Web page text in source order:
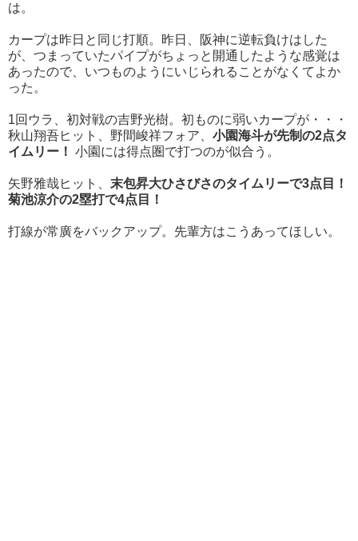
は。
カープは昨日と同じ打順。昨日、阪神に逆転負けはした
が、つまっていたパイプがちょっと開通したような感覚は
あったので、いつものようにいじられることがなくてよか
った。
1回ウラ、初対戦の吉野光樹。初ものに弱いカープが・・・
秋山翔吾ヒット、野間峻祥フォア、 小園海斗が先制の2点タ
イムリー！ 小園には得点圏で打つのが似合う。
矢野雅哉ヒット、 末包昇大ひさびさのタイムリーで3点目！
菊池涼介の2塁打で4点目！
打線が常廣をバックアップ。先輩方はこうあってほしい。